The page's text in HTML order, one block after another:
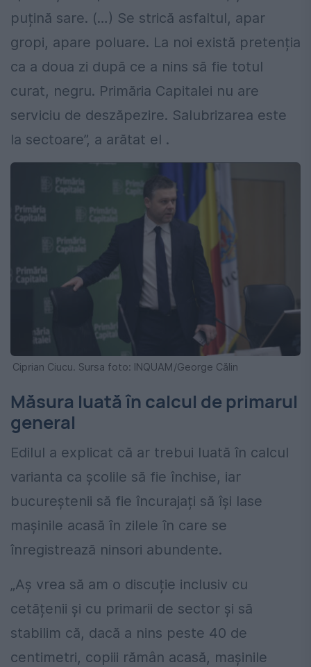
puțină sare. (…) Se strică asfaltul, apar
gropi, apare poluare. La noi există pretenția
ca a doua zi după ce a nins să fie totul
curat, negru. Primăria Capitalei nu are
serviciu de deszăpezire. Salubrizarea este
la sectoare”, a arătat el .
Ciprian Ciucu. Sursa foto: INQUAM/George Călin
Măsura luată în calcul de primarul
general
Edilul a explicat că ar trebui luată în calcul
varianta ca școlile să fie închise, iar
bucureștenii să fie încurajați să își lase
mașinile acasă în zilele în care se
înregistrează ninsori abundente.
„Aș vrea să am o discuție inclusiv cu
cetățenii și cu primarii de sector și să
stabilim că, dacă a nins peste 40 de
centimetri, copiii rămân acasă, mașinile